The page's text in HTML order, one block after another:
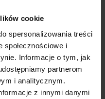
cookie
spersonalizowania treści
społecznościowe i
Informacje o tym, jak
partnerom
i analitycznym.
z innymi danymi